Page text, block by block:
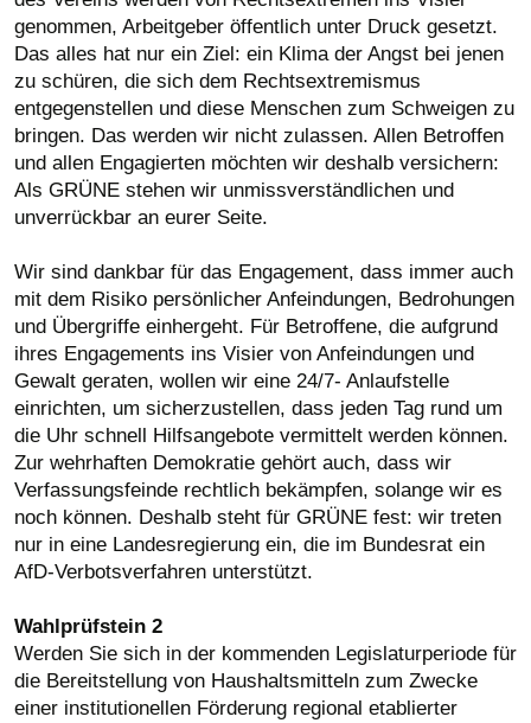
genommen, Arbeitgeber öffentlich unter Druck gesetzt.
Das alles hat nur ein Ziel: ein Klima der Angst bei jenen
zu schüren, die sich dem Rechtsextremismus
entgegenstellen und diese Menschen zum Schweigen zu
bringen. Das werden wir nicht zulassen. Allen Betroffen
und allen Engagierten möchten wir deshalb versichern:
Als GRÜNE stehen wir unmissverständlichen und
unverrückbar an eurer Seite.
Wir sind dankbar für das Engagement, dass immer auch
mit dem Risiko persönlicher Anfeindungen, Bedrohungen
und Übergriffe einhergeht. Für Betroffene, die aufgrund
ihres Engagements ins Visier von Anfeindungen und
Gewalt geraten, wollen wir eine 24/7- Anlaufstelle
einrichten, um sicherzustellen, dass jeden Tag rund um
die Uhr schnell Hilfsangebote vermittelt werden können.
Zur wehrhaften Demokratie gehört auch, dass wir
Verfassungsfeinde rechtlich bekämpfen, solange wir es
noch können. Deshalb steht für GRÜNE fest: wir treten
nur in eine Landesregierung ein, die im Bundesrat ein
AfD-Verbotsverfahren unterstützt.
Wahlprüfstein 2
Werden Sie sich in der kommenden Legislaturperiode für
die Bereitstellung von Haushaltsmitteln zum Zwecke
einer institutionellen Förderung regional etablierter